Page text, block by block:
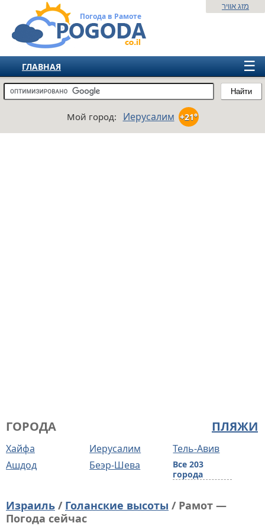
Погода в Рамоте
Найти
מזג אוויר
☰
ГЛАВНАЯ
ИЗРАИЛЬ
ЕВРОПА
Мой город: Иерусалим +21°
ПЛЯЖИ
ГОРОДА
Хайфа Иерусалим
Тель-Авив
Ашдод
Беэр-Шева
Все 203
города
Израиль / Голанские высоты / Рамот —
Погода сейчас